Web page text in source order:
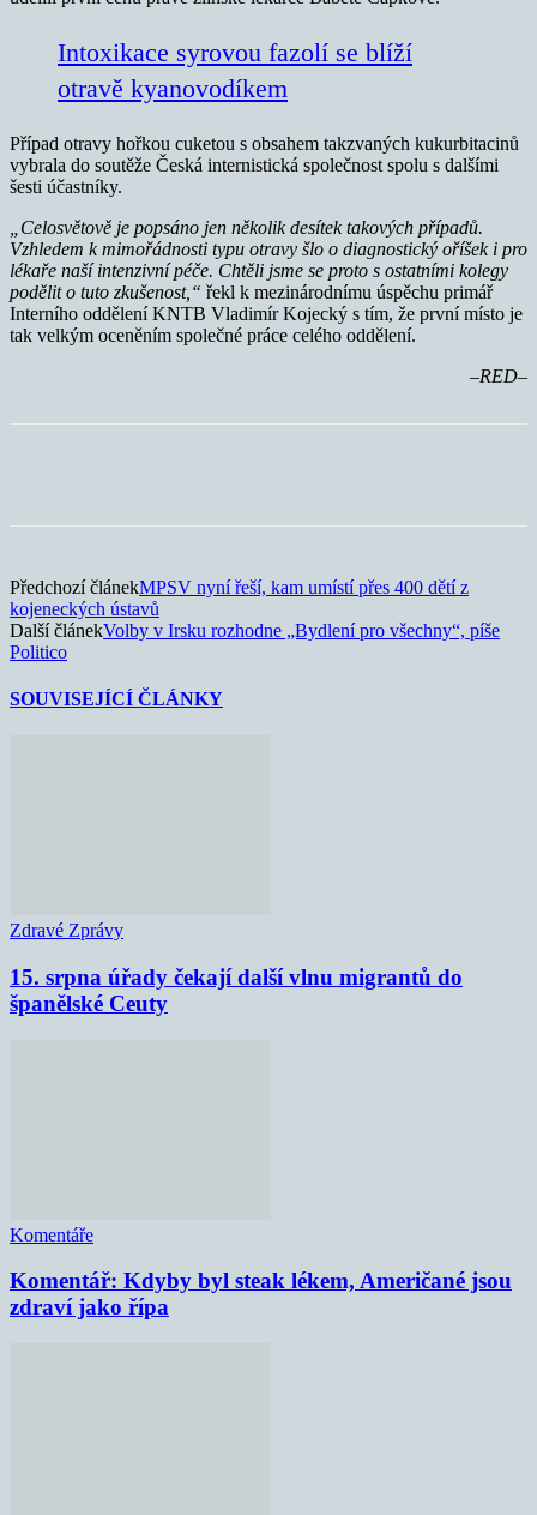
Intoxikace syrovou fazolí se blíží
otravě kyanovodíkem
Případ otravy hořkou cuketou s obsahem takzvaných kukurbitacinů
vybrala do soutěže Česká internistická společnost spolu s dalšími
šesti účastníky.
„Celosvětově je popsáno jen několik desítek takových případů.
Vzhledem k mimořádnosti typu otravy šlo o diagnostický oříšek i pro
lékaře naší intenzivní péče. Chtěli jsme se proto s ostatními kolegy
podělit o tuto zkušenost,“ řekl k mezinárodnímu úspěchu primář
Interního oddělení KNTB Vladimír Kojecký s tím, že první místo je
tak velkým oceněním společné práce celého oddělení.
–RED–
Předchozí článekMPSV nyní řeší, kam umístí přes 400 dětí z
kojeneckých ústavů
Další článekVolby v Irsku rozhodne „Bydlení pro všechny“, píše
Politico
SOUVISEJÍCÍ ČLÁNKY
Zdravé Zprávy
15. srpna úřady čekají další vlnu migrantů do
španělské Ceuty
Komentáře
Komentář: Kdyby byl steak lékem, Američané jsou
zdraví jako řípa